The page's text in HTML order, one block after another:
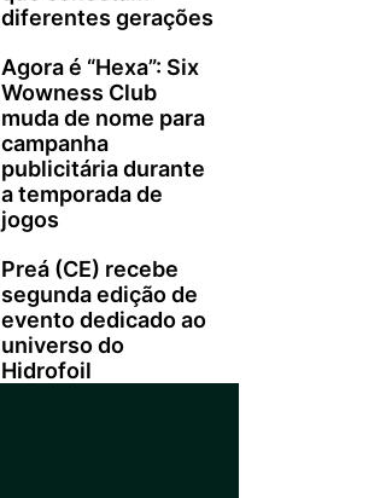
diferentes gerações
Agora é “Hexa”: Six
Wowness Club
muda de nome para
campanha
publicitária durante
a temporada de
jogos
Preá (CE) recebe
segunda edição de
evento dedicado ao
universo do
Hidrofoil